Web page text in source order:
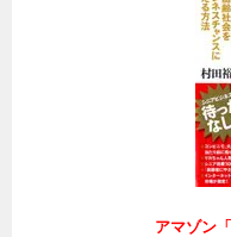
アマゾン